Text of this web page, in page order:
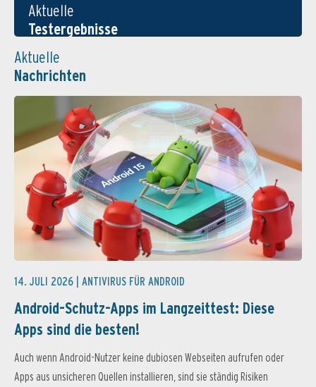
Aktuelle
Testergebnisse
Aktuelle
Nachrichten
14. JULI 2026 | ANTIVIRUS FÜR ANDROID
Android-Schutz-Apps im Langzeittest: Diese
Apps sind die besten!
Auch wenn Android-Nutzer keine dubiosen Webseiten aufrufen oder
Apps aus unsicheren Quellen installieren, sind sie ständig Risiken